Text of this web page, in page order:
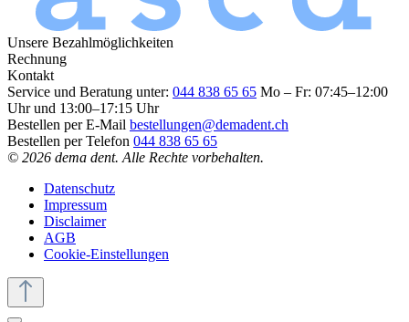
Unsere Bezahlmöglichkeiten
Rechnung
Kontakt
Service und Beratung unter: 044 838 65 65 Mo – Fr: 07:45–12:00
Uhr und 13:00–17:15 Uhr
Bestellen per E-Mail bestellungen@demadent.ch
Bestellen per Telefon 044 838 65 65
© 2026 dema dent. Alle Rechte vorbehalten.
Datenschutz
Impressum
Disclaimer
AGB
Cookie-Einstellungen